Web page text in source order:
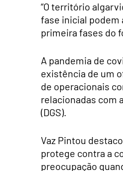
“O território
fase inicial podem
primeira fases do
A pandemia de
existência de um
de operacionais
relacionadas com
(DGS).
Vaz Pintou
protege contra a
preocupação